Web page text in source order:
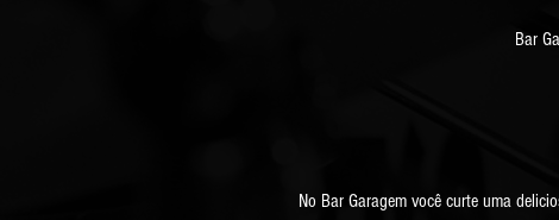
Bar
No Bar Garagem você curte uma